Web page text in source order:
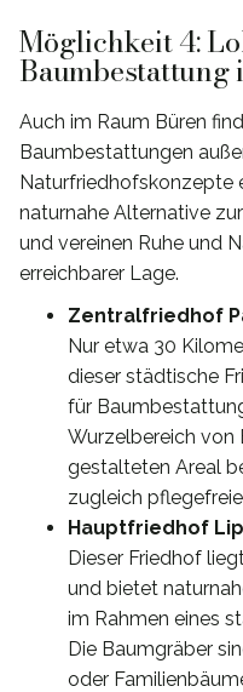
Möglichkeit 4:
Auch im Raum Büren
Baumbestattungen
Naturfriedhofskonzepte
naturnahe Alternative
und vereinen Ruhe und
erreichbarer Lage.
Zentralfriedhof
Nur etwa 30
dieser städtische
für
Wurzelbereich von
gestalteten Areal
zugleich
Hauptfriedhof
Dieser Friedhof
und bietet
im Rahmen eines
Die Baumgräber
oder